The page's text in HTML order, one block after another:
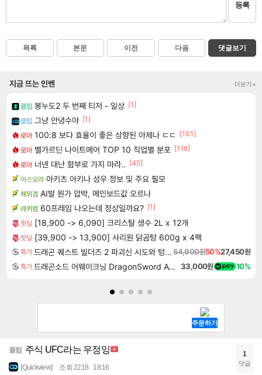
등록
목록 본문 이전 다음 댓글보기
지금 뜨는 인벤 더보기+
클립 봉누도2 두 번째 티저 - 일상 [1]
클립 그냥 안녕수야 [1]
로아 100:8 보다 효율이 좋은 상향된 아제나 ㄷㄷ
[101]
로아 벨가르딘 나이트메어 TOP 10 직업별 분포 [118]
로아 너넨 대난 함부로 가지 마라.. [45]
아스오라 아키츠 아키나 성우 정보 및 주요 필모
해외겜 AI발 원가 압박, 메인보드값 오르나
레퀴엠 60프레임 나오는데 정상일까요? [1]
핫딜 [18,900 -> 6,090] 크리스탈 생수 2L x 12개
핫딜 [39,900 -> 13,900] 사리원 닭곰탕 600g x 4팩
특가 드래곤 퀘스트 빌더즈 2 파괴신 시도와 텅 빈 섬 Dragon Quest Builders 254,900원50%27,450원
특가 드래곤소드 어웨이크닝 DragonSword Awakening 33,000원 10%
클립 주식 UFC라는 우정잉
[Quickview] 조회 2218 18:16
1
댓글